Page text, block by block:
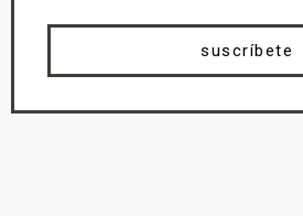
suscríbete